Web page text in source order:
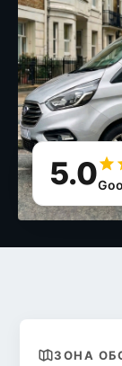
5.0
ЗОНА